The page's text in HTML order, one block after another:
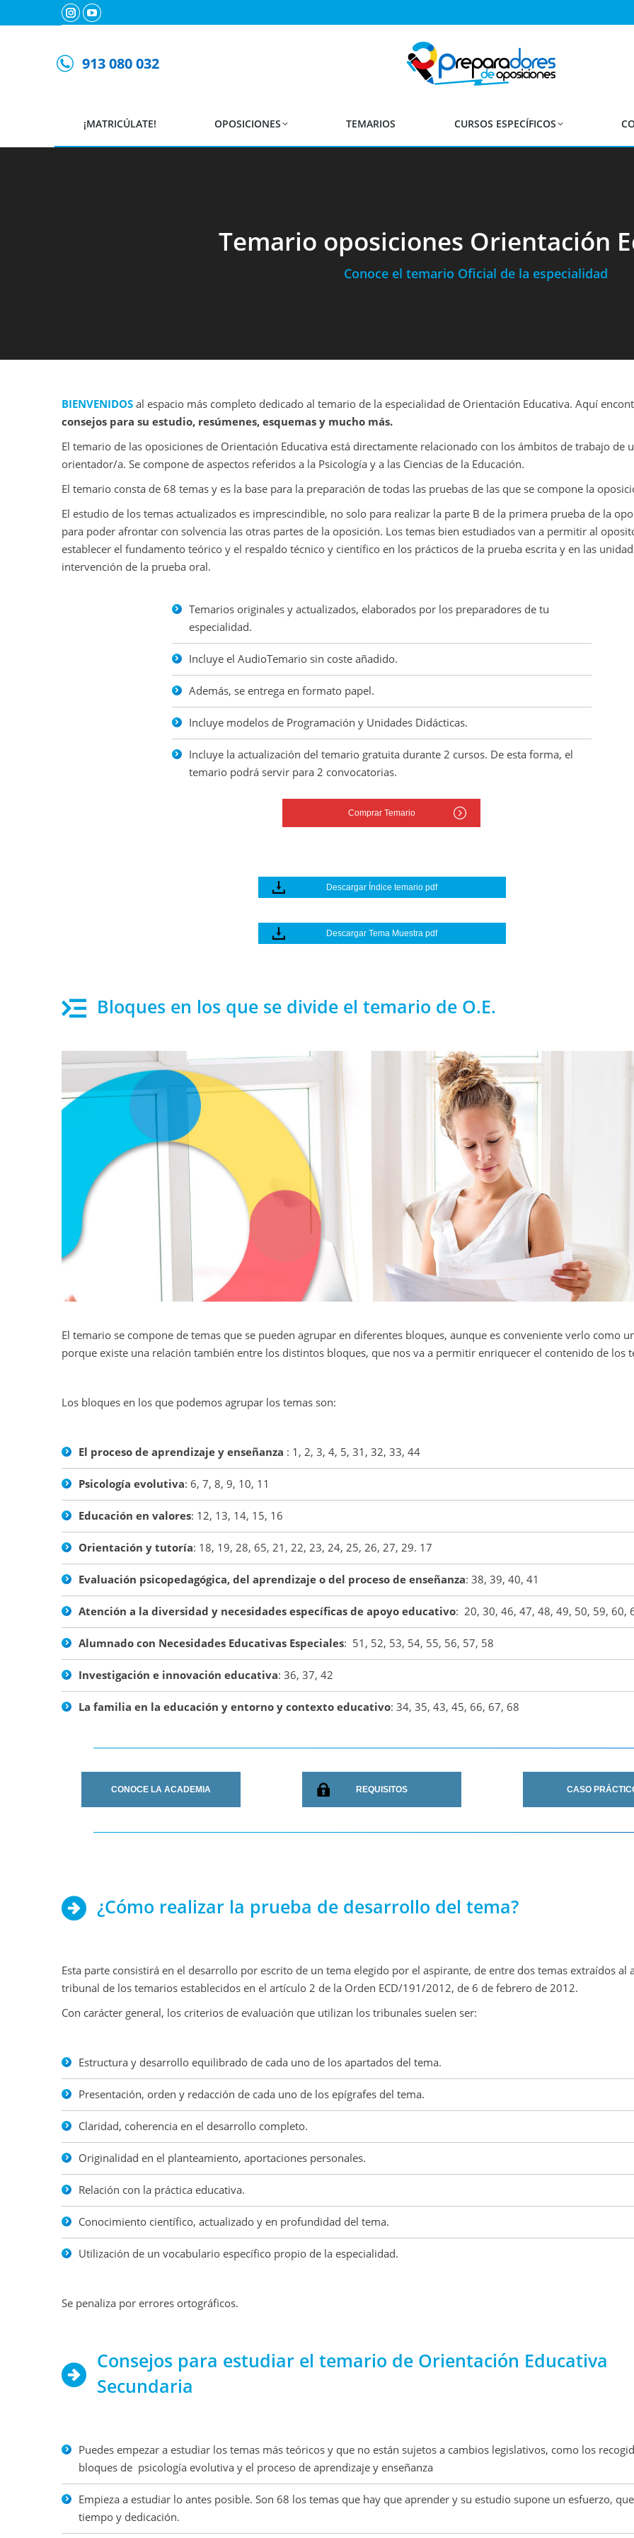
Instagram
opens
YouTube
opens
913 080 032
¡MATRICÚLATE! OPOSICIONES TEMARIOS CURSOS ESPECÍFICOS
Temario oposiciones Orientación
Conoce el temario Oficial de la especialidad
BIENVENIDOS al espacio más completo dedicado al temario de la especialidad de Orientación Educativa. Aquí
consejos para su estudio, resúmenes, esquemas y mucho más.
El temario de las oposiciones de Orientación Educativa está directamente relacionado con los ámbitos de trabajo de
orientador/a. Se compone de aspectos referidos a la Psicología y a las Ciencias de la Educación.
El temario consta de 68 temas y es la base para la preparación de todas las pruebas de las que se compone la
El estudio de los temas actualizados es imprescindible, no solo para realizar la parte B de la primera prueba de la
para poder afrontar con solvencia las otras partes de la oposición. Los temas bien estudiados van a permitir al
establecer el fundamento teórico y el respaldo técnico y científico en los prácticos de la prueba escrita y en las
intervención de la prueba oral.
Temarios originales y actualizados, elaborados por los preparadores de tu
especialidad.
Incluye el AudioTemario sin coste añadido.
Además, se entrega en formato papel.
Incluye modelos de Programación y Unidades Didácticas.
Incluye la actualización del temario gratuita durante 2 cursos. De esta forma, el
temario podrá servir para 2 convocatorias.
Comprar Temario
Descargar Índice temario pdf
Descargar Tema Muestra pdf
Bloques en los que se divide el temario de O.E.
El temario se compone de temas que se pueden agrupar en diferentes bloques, aunque es conveniente verlo como
porque existe una relación también entre los distintos bloques, que nos va a permitir enriquecer el contenido de los
Los bloques en los que podemos agrupar los temas son:
El proceso de aprendizaje y enseñanza : 1, 2, 3, 4, 5, 31, 32, 33, 44
Psicología evolutiva: 6, 7, 8, 9, 10, 11
Educación en valores: 12, 13, 14, 15, 16
Orientación y tutoría: 18, 19, 28, 65, 21, 22, 23, 24, 25, 26, 27, 29. 17
Evaluación psicopedagógica, del aprendizaje o del proceso de enseñanza: 38, 39, 40, 41
Atención a la diversidad y necesidades específicas de apoyo educativo: 20, 30, 46, 47, 48, 49, 50, 59, 60,
Alumnado con Necesidades Educativas Especiales: 51, 52, 53, 54, 55, 56, 57, 58
Investigación e innovación educativa: 36, 37, 42
La familia en la educación y entorno y contexto educativo: 34, 35, 43, 45, 66, 67, 68
CONOCE LA ACADEMIA REQUISITOS CASO
¿Cómo realizar la prueba de desarrollo del tema?
Esta parte consistirá en el desarrollo por escrito de un tema elegido por el aspirante, de entre dos temas extraídos al
tribunal de los temarios establecidos en el artículo 2 de la Orden ECD/191/2012, de 6 de febrero de 2012.
Con carácter general, los criterios de evaluación que utilizan los tribunales suelen ser:
Estructura y desarrollo equilibrado de cada uno de los apartados del tema.
Presentación, orden y redacción de cada uno de los epígrafes del tema.
Claridad, coherencia en el desarrollo completo.
Originalidad en el planteamiento, aportaciones personales.
Relación con la práctica educativa.
Conocimiento científico, actualizado y en profundidad del tema.
Utilización de un vocabulario específico propio de la especialidad.
Se penaliza por errores ortográficos.
Consejos para estudiar el temario de Orientación Educativa
Secundaria
Puedes empezar a estudiar los temas más teóricos y que no están sujetos a cambios legislativos, como los
bloques de psicología evolutiva y el proceso de aprendizaje y enseñanza
Empieza a estudiar lo antes posible. Son 68 los temas que hay que aprender y su estudio supone un esfuerzo,
tiempo y dedicación.